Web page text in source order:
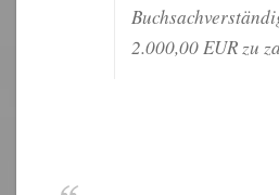
2.000,00 EUR zu